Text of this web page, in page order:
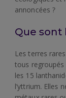
annoncées ?
Que sont
Les terres
tous regroupés
les 15
l’yttrium. Elles